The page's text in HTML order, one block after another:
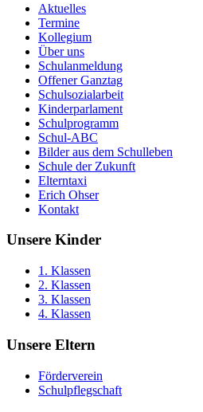
Aktuelles
Termine
Kollegium
Über uns
Schulanmeldung
Offener Ganztag
Schulsozialarbeit
Kinderparlament
Schulprogramm
Schul-ABC
Bilder aus dem Schulleben
Schule der Zukunft
Elterntaxi
Erich Ohser
Kontakt
Unsere Kinder
1. Klassen
2. Klassen
3. Klassen
4. Klassen
Unsere Eltern
Förderverein
Schulpflegschaft